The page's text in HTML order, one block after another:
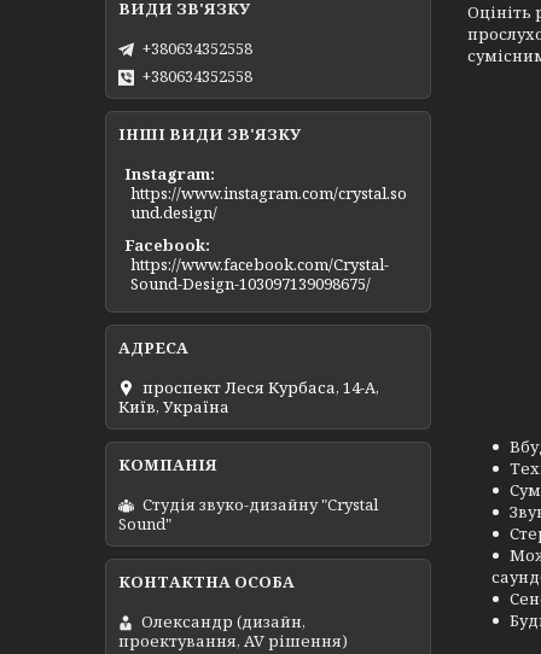
Оцініть
+380634352558
+380634352558
ІНШІ ВИДИ ЗВ'ЯЗКУ
Instagram
https://www.instagram.com/crystal.so
und.design/
Facebook
https://www.facebook.com/Crystal-
Sound-Design-103097139098675/
проспект Леся Курбаса, 14-А,
Київ, Україна
Студія звуко-дизайну "Crystal
Sound"
Олександр (дизайн,
проектування, AV рішення)